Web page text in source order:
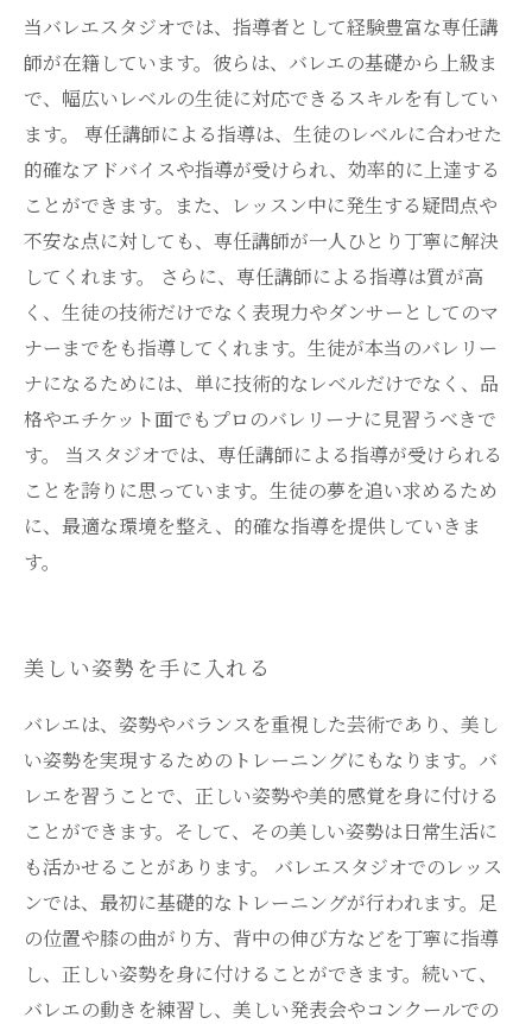
当バレエスタジオでは、指導者として経験豊富な専任講
師が在籍しています。彼らは、バレエの基礎から上級ま
で、幅広いレベルの生徒に対応できるスキルを有してい
ます。 専任講師による指導は、生徒のレベルに合わせた
的確なアドバイスや指導が受けられ、効率的に上達する
ことができます。また、レッスン中に発生する疑問点や
不安な点に対しても、専任講師が一人ひとり丁寧に解決
してくれます。 さらに、専任講師による指導は質が高
く、生徒の技術だけでなく表現力やダンサーとしてのマ
ナーまでをも指導してくれます。生徒が本当のバレリー
ナになるためには、単に技術的なレベルだけでなく、品
格やエチケット面でもプロのバレリーナに見習うべきで
す。 当スタジオでは、専任講師による指導が受けられる
ことを誇りに思っています。生徒の夢を追い求めるため
に、最適な環境を整え、的確な指導を提供していきま
す。
美しい姿勢を手に入れる
バレエは、姿勢やバランスを重視した芸術であり、美し
い姿勢を実現するためのトレーニングにもなります。バ
レエを習うことで、正しい姿勢や美的感覚を身に付ける
ことができます。そして、その美しい姿勢は日常生活に
も活かせることがあります。 バレエスタジオでのレッス
ンでは、最初に基礎的なトレーニングが行われます。足
の位置や膝の曲がり方、背中の伸び方などを丁寧に指導
し、正しい姿勢を身に付けることができます。続いて、
バレエの動きを練習し、美しい発表会やコンクールでの